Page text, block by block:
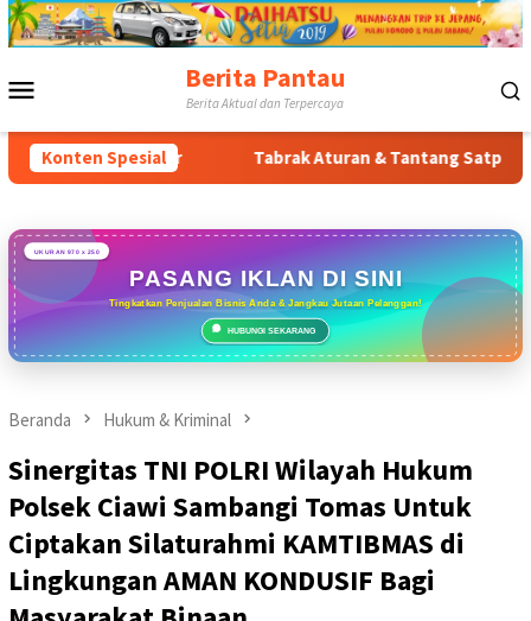
Loncat
ke
Berita Pantau
Berita Aktual dan Terpercaya
Konten Spesial
Timur Tabrak Aturan & Tantang Satpol PP:
UKURAN 970 x 250
PASANG IKLAN DI SINI
Tingkatkan Penjualan Bisnis Anda & Jangkau Jutaan Pelanggan!
HUBUNGI SEKARANG
Beranda Hukum & Kriminal
Sinergitas TNI POLRI Wilayah Hukum
Polsek Ciawi Sambangi Tomas Untuk
Ciptakan Silaturahmi KAMTIBMAS di
Lingkungan AMAN KONDUSIF Bagi